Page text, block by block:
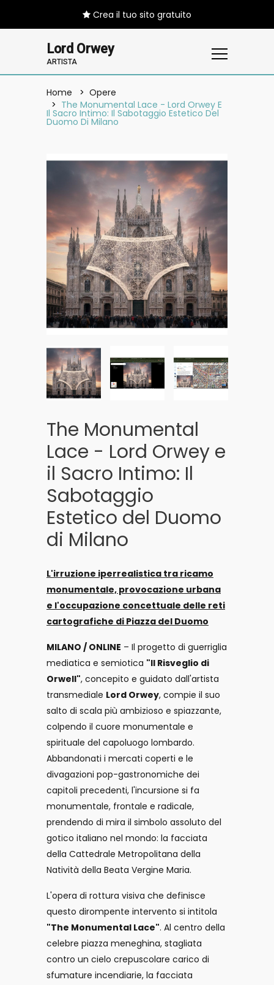
Crea il tuo sito gratuito
Lord Orwey
ARTISTA
Home
Opere
The Monumental Lace - Lord Orwey E
Il Sacro Intimo: Il Sabotaggio Estetico Del
Duomo Di Milano
The Monumental
Lace - Lord Orwey e
il Sacro Intimo: Il
Sabotaggio
Estetico del Duomo
di Milano
L'irruzione iperrealistica tra ricamo
monumentale, provocazione urbana
e l'occupazione concettuale delle reti
cartografiche di Piazza del Duomo
MILANO / ONLINE – Il progetto di guerriglia
mediatica e semiotica "Il Risveglio di
Orwell", concepito e guidato dall'artista
transmediale Lord Orwey, compie il suo
salto di scala più ambizioso e spiazzante,
colpendo il cuore monumentale e
spirituale del capoluogo lombardo.
Abbandonati i mercati coperti e le
divagazioni pop-gastronomiche dei
capitoli precedenti, l'incursione si fa
monumentale, frontale e radicale,
prendendo di mira il simbolo assoluto del
gotico italiano nel mondo: la facciata
della Cattedrale Metropolitana della
Natività della Beata Vergine Maria.
L'opera di rottura visiva che definisce
questo dirompente intervento si intitola
"The Monumental Lace". Al centro della
celebre piazza meneghina, stagliata
contro un cielo crepuscolare carico di
sfumature incendiarie, la facciata